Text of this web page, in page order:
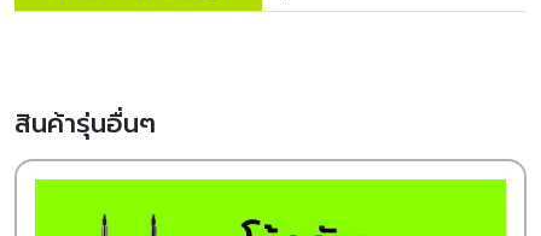
สินค้ารุ่นอื่นๆ